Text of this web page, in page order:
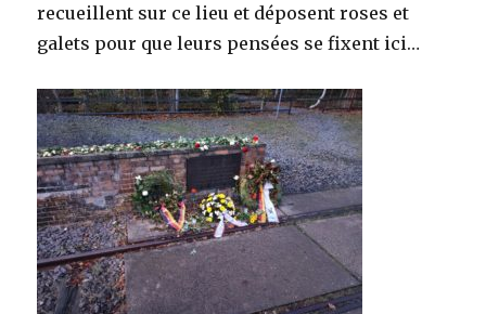
recueillent sur ce lieu et déposent roses et
galets pour que leurs pensées se fixent ici…